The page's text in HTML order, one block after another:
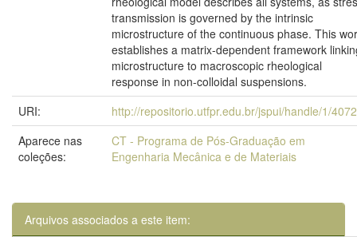
transmission is governed by the intrinsic
microstructure of the continuous phase. This
establishes a matrix-dependent framework
microstructure to macroscopic rheological
response in non-colloidal suspensions.
URI:
http://repositorio.utfpr.edu.br/jspui/handle/1/
Aparece nas
coleções:
CT - Programa de Pós-Graduação em
Engenharia Mecânica e de Materiais
Arquivos associados a este item: